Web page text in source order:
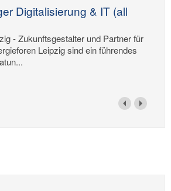
Digitalisierung & IT (all
- Zukunftsgestalter und Partner für
Leipzig sind ein führendes